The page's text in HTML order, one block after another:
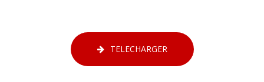
TELECHARGER